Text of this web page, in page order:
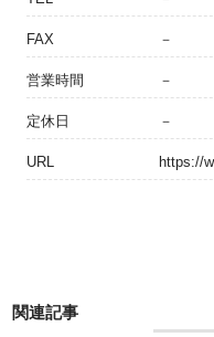
FAX －
営業時間 －
定休日 －
URL https://
関連記事